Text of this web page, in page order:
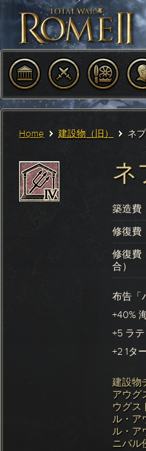
Home 建設物（旧） ネ
ネ
築造費
修復費
修復費
合）
布告「
+40%
+5 ラ
+2 1タ
建設物
アウグ
ウグス
ル・ア
ル・ア
ニバル